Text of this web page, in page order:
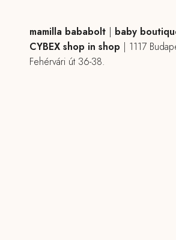
mamilla bababolt| baby
CYBEX shop in shop | 1117
Fehérvári út 36-38.